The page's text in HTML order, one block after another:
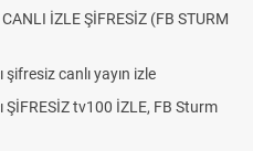
İZLE ŞİFRESİZ (FB STURM
canlı yayın izle
tv100 İZLE, FB Sturm